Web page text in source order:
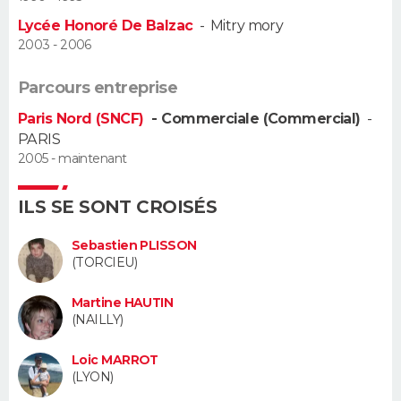
Alimentation
Guide de la santé
Maladies
Médicaments
Sommeil
VOYAGE
PHOTO
GUIDES D'ACHAT
BONS PLANS
CARTE DE VOEUX
Carte de Noël
Carte Bonne année
Carte Saint-Valentin
Carte Pâques
Carte d'anniversaire
DICTIONNAIRE
Dictionnaire
Biographies
Citations
Expressions
Proverbes
COPAINS D'AVANT
S'inscrire
Se connecter
Lycées
Collèges
Primaires
Universités
Entreprises
Service militaire
Avis de recherche
AVIS DE DÉCÈS
Lycée Honoré De Balzac- Mitry mory
2003 - 2006
Parcours entreprise
Paris Nord (SNCF) - Commerciale (Commercial) -
PARIS
2005 - maintenant
ILS SE SONT CROISÉS
Sebastien PLISSON
(TORCIEU)
Martine HAUTIN
(NAILLY)
Loic MARROT
(LYON)